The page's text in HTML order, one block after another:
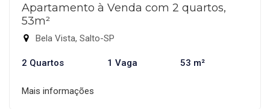
Apartamento à Venda com 2 quartos,
53m²
Bela Vista, Salto-SP
2 Quartos 1 Vaga 53 m²
Mais informações